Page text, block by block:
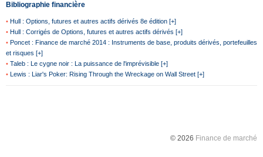
Bibliographie financière
• Hull : Options, futures et autres actifs dérivés 8e édition [+]
• Hull : Corrigés de Options, futures et autres actifs dérivés [+]
• Poncet : Finance de marché 2014 : Instruments de base, produits dérivés, portefeuilles
et risques [+]
• Taleb : Le cygne noir : La puissance de l'imprévisible [+]
• Lewis : Liar's Poker: Rising Through the Wreckage on Wall Street [+]
© 2026 Finance de marché